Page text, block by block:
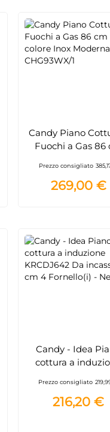
Candy Piano
Fuochi a Gas 86
CHG93WX/1
Prezzo consigliato
269,00 €
Candy - Idea
cottura a
59 cm 4
Nero
Prezzo consigliato
216,20 €